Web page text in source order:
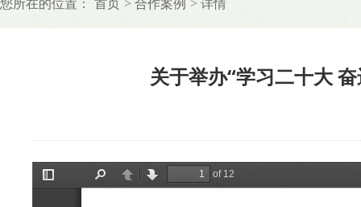
关于举办“学习二十大